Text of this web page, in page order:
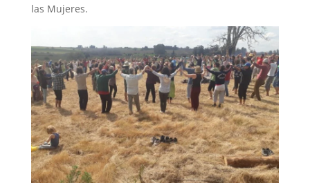
las Mujeres.